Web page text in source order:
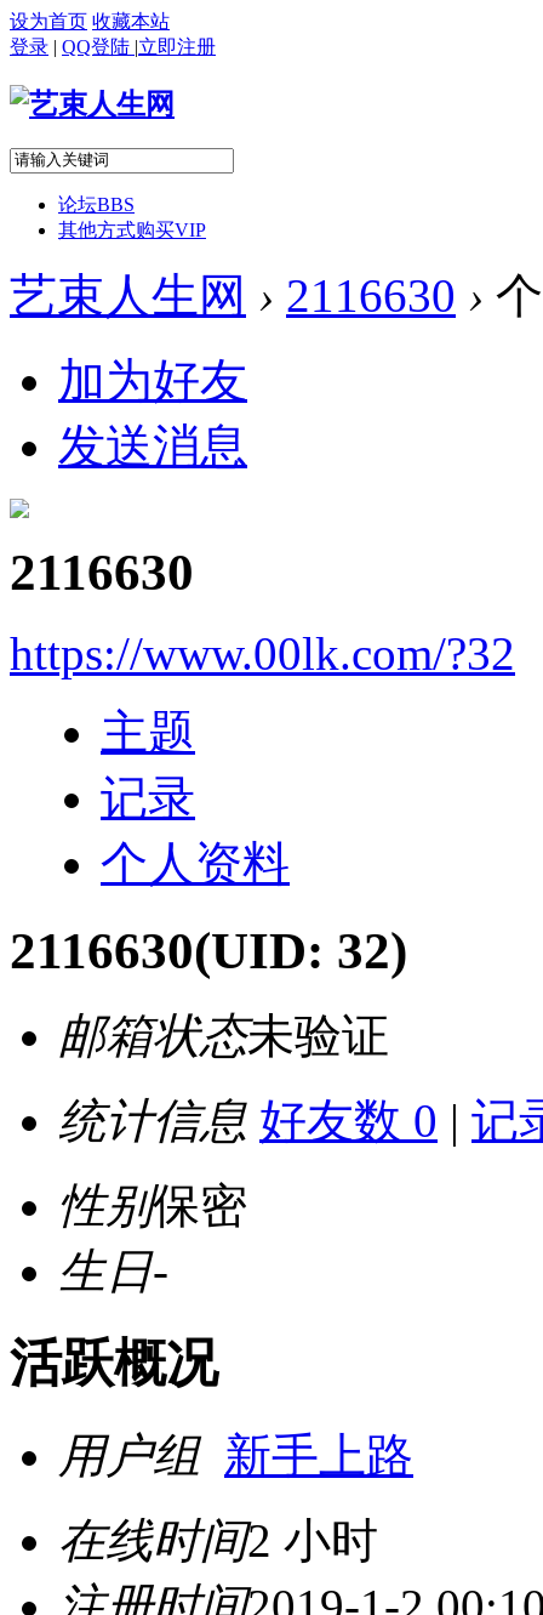
设为首页 收藏本站
登录 | QQ登陆 |立即注册
论坛BBS
其他方式购买VIP
艺束人生网 › 2116630 ›
加为好友
发送消息
2116630
https://www.00lk.com/?32
主题
记录
个人资料
2116630(UID: 32)
邮箱状态未验证
统计信息 好友数 0 | 记
性别保密
生日-
活跃概况
用户组 新手上路
在线时间2 小时